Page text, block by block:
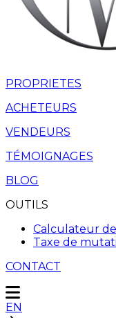
PROPRIETES
ACHETEURS
VENDEURS
TÉMOIGNAGES
BLOG
OUTILS
Calculateur
Taxe de
CONTACT
EN